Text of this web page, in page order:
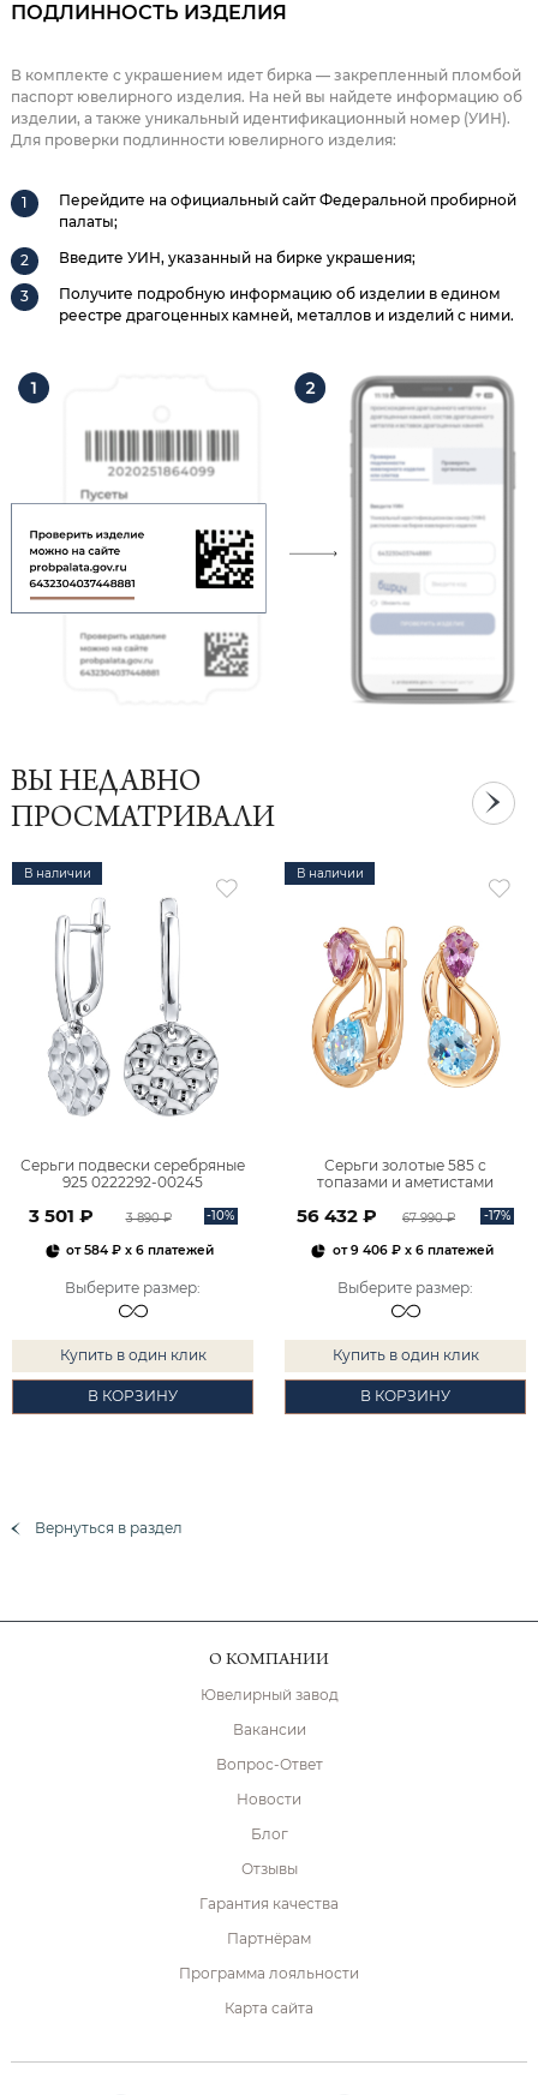
ПОДЛИННОСТЬ ИЗДЕЛИЯ
В комплекте с украшением идет бирка — закрепленный пломбой
паспорт ювелирного изделия. На ней вы найдете информацию об
изделии, а также уникальный идентификационный номер (УИН).
Для проверки подлинности ювелирного изделия:
Перейдите на официальный сайт Федеральной пробирной
палаты;
Введите УИН, указанный на бирке украшения;
Получите подробную информацию об изделии в едином
реестре драгоценных камней, металлов и изделий с ними.
ВЫ НЕДАВНО
ПРОСМАТРИВАЛИ
В наличии
Серьги подвески серебряные
925 0222292-00245
3 501 ₽ 3 890 ₽ -10%
от584 ₽ x 6 платежей
Выберите размер:
Купить в один клик
В КОРЗИНУ
В наличии
Серьги золотые 585 с
топазами и аметистами
56 432 ₽ 67 990 ₽ -17%
от9 406 ₽x 6 платежей
Выберите размер:
Купить в один клик
В КОРЗИНУ
Вернуться в раздел
О КОМПАНИИ
Ювелирный завод
Вакансии
Вопрос-Ответ
Новости
Блог
Отзывы
Гарантия качества
Партнёрам
Программа лояльности
Карта сайта